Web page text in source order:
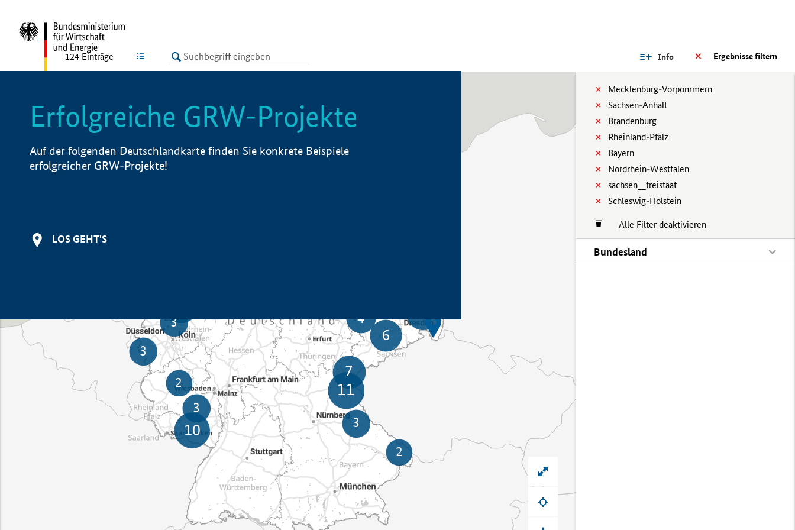
LISTE Ergebnisse filtern
Info
Mecklenburg-Vorpommern
Sachsen-Anhalt
Brandenburg
Rheinland-Pfalz
Bayern
Nordrhein-Westfalen
sachsen__freistaat
Schleswig-Holstein
Alle Filter deaktivieren
Bundesland
124 Einträge
Erfolgreiche GRW-Projekte
Auf der folgenden Deutschlandkarte finden Sie konkrete Beispiele
erfolgreicher GRW-Projekte!
LOS GEHT'S